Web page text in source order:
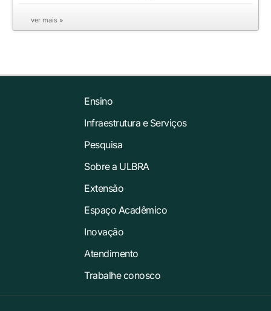
ver mais »
Ensino
Infraestrutura e Serviços
Pesquisa
Sobre a ULBRA
Extensão
Espaço Acadêmico
Inovação
Atendimento
Trabalhe conosco